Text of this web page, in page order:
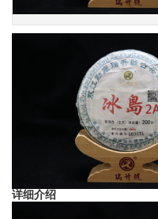
详细介绍